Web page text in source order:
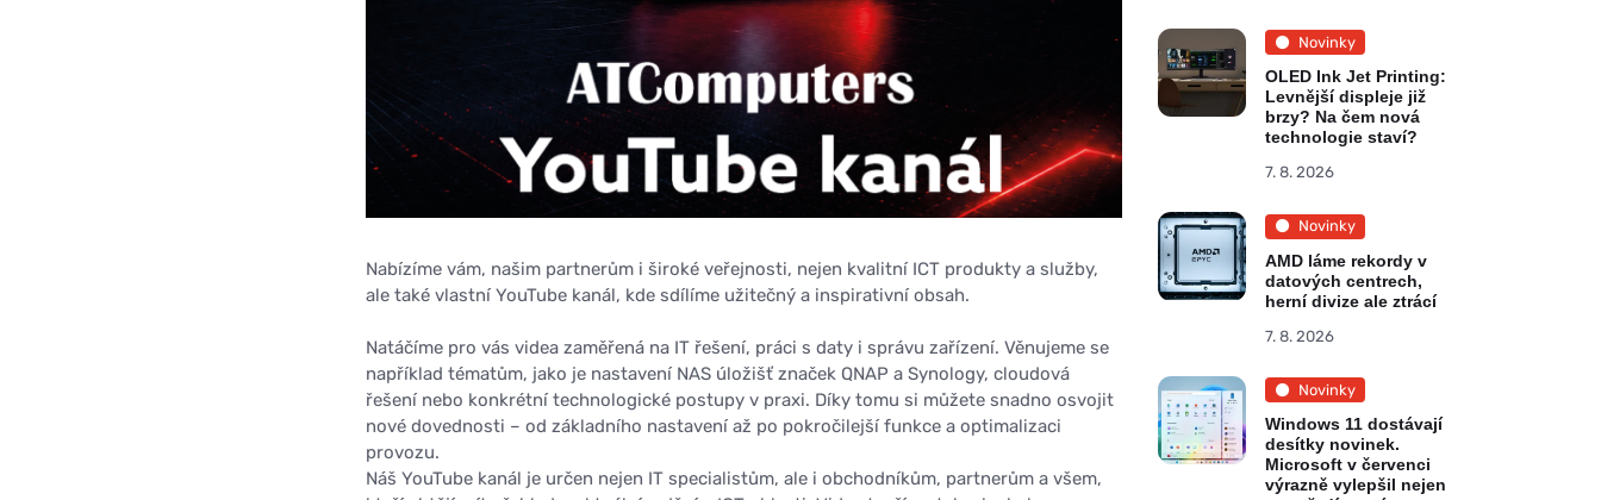
Nabízíme vám, našim partnerům i široké veřejnosti, nejen kvalitní ICT produkty a služby,
ale také vlastní YouTube kanál, kde sdílíme užitečný a inspirativní obsah.
Natáčíme pro vás videa zaměřená na IT řešení, práci s daty i správu zařízení. Věnujeme se
například tématům, jako je nastavení NAS úložišť značek QNAP a Synology, cloudová
řešení nebo konkrétní technologické postupy v praxi. Díky tomu si můžete snadno osvojit
nové dovednosti – od základního nastavení až po pokročilejší funkce a optimalizaci
provozu.
Náš YouTube kanál je určen nejen IT specialistům, ale i obchodníkům, partnerům a všem,
Novinky
OLED Ink Jet Printing:
Levnější displeje již
brzy? Na čem nová
technologie staví?
7. 8. 2026
Novinky
AMD láme rekordy v
datových centrech,
herní divize ale ztrácí
7. 8. 2026
Novinky
Windows 11 dostávají
desítky novinek.
Microsoft v červenci
výrazně vylepšil nejen